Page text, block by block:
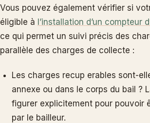
Vous pouvez également vérifier si
éligible à l’installation d’un compteur
ce qui permet un suivi précis des
parallèle des charges de collecte :
Les charges recup erables sont-
annexe ou dans le corps du bail ?
figurer explicitement pour pouvoir
par le bailleur.